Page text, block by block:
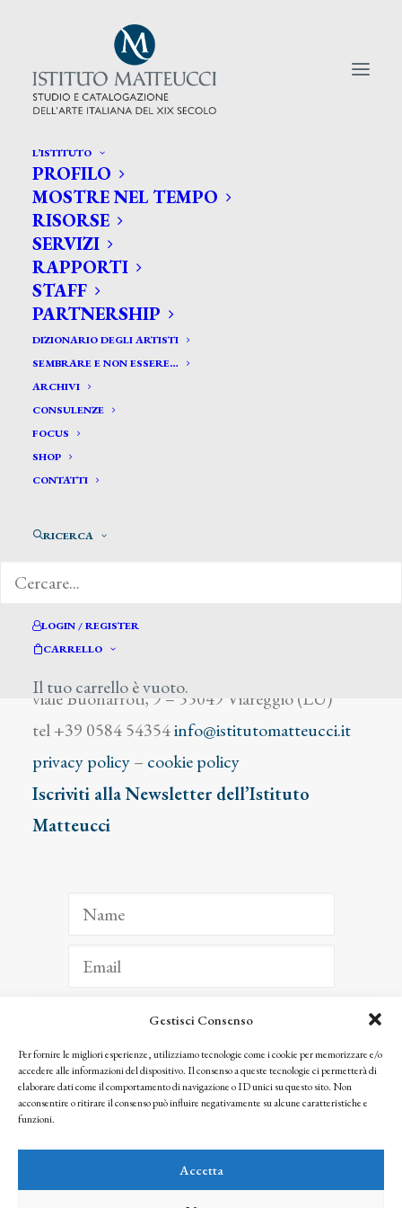
Gestisci Consenso
Per fornire le migliori esperienze, utilizziamo tecnologie come i cookie per memorizzare e/o
accedere alle informazioni del dispositivo. Il consenso a queste tecnologie ci permetterà di
elaborare dati come il comportamento di navigazione o ID unici su questo sito. Non
acconsentire o ritirare il consenso può influire negativamente su alcune caratteristiche e
funzioni.
Accetta
L’ISTITUTO
PROFILO
MOSTRE NEL TEMPO
RISORSE
SERVIZI
RAPPORTI
STAFF
PARTNERSHIP
DIZIONARIO DEGLI ARTISTI
SEMBRARE E NON ESSERE…
ARCHIVI
CONSULENZE
FOCUS
SHOP
CONTATTI
RICERCA
LOGIN / REGISTER
CARRELLO
Il tuo carrello è vuoto.
CERCA TRA GLI ARTISTI:
Search
for:
Klodmte M.K.
viale Buonarroti, 9 – 55049 Viareggio (LU)
tel +39 0584 54354info@istitutomatteucci.it
privacy policy– cookie policy
Iscriviti alla Newsletter dell’Istituto
Matteucci
ISCRIVITI
Facendo clic per iscriverti, riconosci che le tue informazioni saranno trattate
seguendo la nostra Privacy Policy
© 2025 Istituto Matteucci. All right reserved
l’autorizzazione scritta dei proprietari dei diritti e dell’Istituto Matteucci